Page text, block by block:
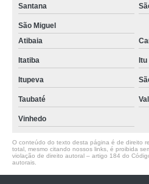
Santana
São Miguel
Atibaia
Itatiba Itu
Itupeva
Taubaté
Vinhedo
O conteúdo do texto desta página é de direito
total, mesmo citando nossos links, é proibida
violação de direito autoral – artigo 184 do
autorais